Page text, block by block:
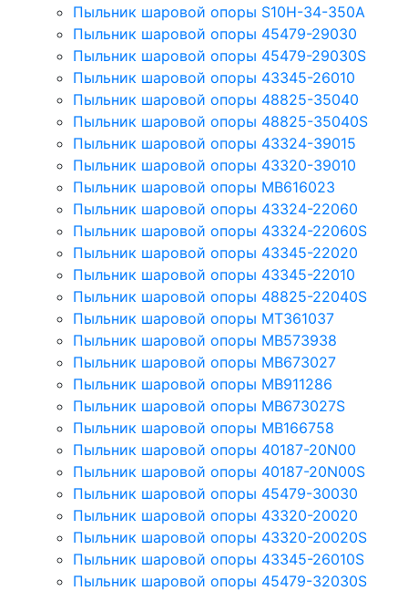
Пыльник шаровой опоры S10H-34-350A
Пыльник шаровой опоры 45479-29030
Пыльник шаровой опоры 45479-29030S
Пыльник шаровой опоры 43345-26010
Пыльник шаровой опоры 48825-35040
Пыльник шаровой опоры 48825-35040S
Пыльник шаровой опоры 43324-39015
Пыльник шаровой опоры 43320-39010
Пыльник шаровой опоры MB616023
Пыльник шаровой опоры 43324-22060
Пыльник шаровой опоры 43324-22060S
Пыльник шаровой опоры 43345-22020
Пыльник шаровой опоры 43345-22010
Пыльник шаровой опоры 48825-22040S
Пыльник шаровой опоры MT361037
Пыльник шаровой опоры MB573938
Пыльник шаровой опоры MB673027
Пыльник шаровой опоры MB911286
Пыльник шаровой опоры MB673027S
Пыльник шаровой опоры MB166758
Пыльник шаровой опоры 40187-20N00
Пыльник шаровой опоры 40187-20N00S
Пыльник шаровой опоры 45479-30030
Пыльник шаровой опоры 43320-20020
Пыльник шаровой опоры 43320-20020S
Пыльник шаровой опоры 43345-26010S
Пыльник шаровой опоры 45479-32030S